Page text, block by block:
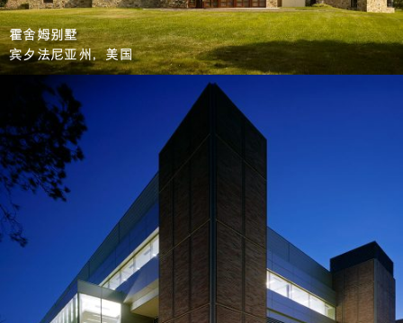
霍舍姆别墅
宾夕法尼亚州，美国